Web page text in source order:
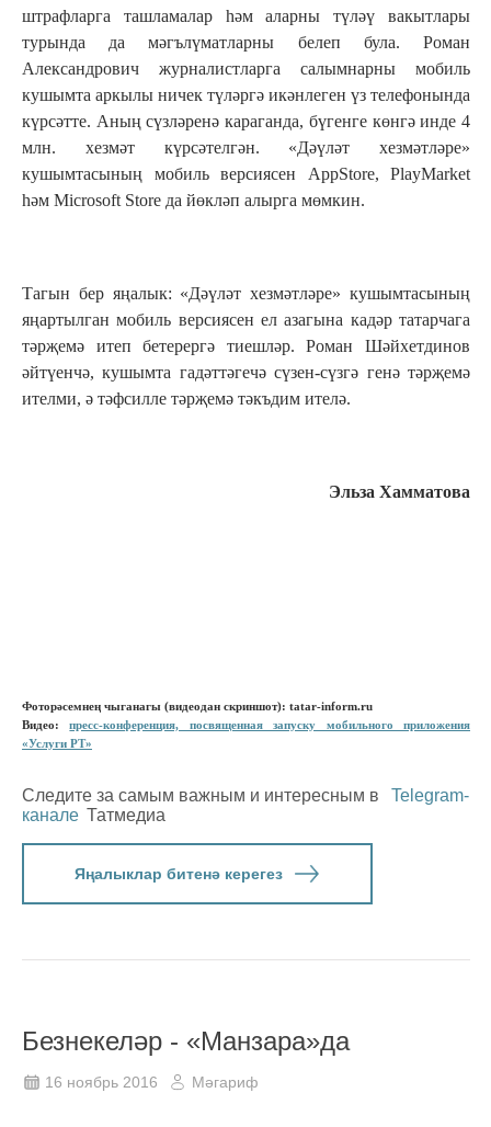
штрафларга ташламалар һәм аларны түләү вакытлары
турында да мәгълүматларны белеп була. Роман
Александрович журналистларга салымнарны мобиль
кушымта аркылы ничек түләргә икәнлеген үз телефонында
күрсәтте. Аның сүзләренә караганда, бүгенге көнгә инде 4
млн. хезмәт күрсәтелгән. «Дәүләт хезмәтләре»
кушымтасының мобиль версиясен АррStore, PlayMarket
һәм Microsoft Store да йөкләп алырга мөмкин.
Тагын бер яңалык: «Дәүләт хезмәтләре» кушымтасының
яңартылган мобиль версиясен ел азагына кадәр татарчага
тәрҗемә итеп бетерергә тиешләр. Роман Шәйхетдинов
әйтүенчә, кушымта гадәттәгечә сүзен-сүзгә генә тәрҗемә
ителми, ә тәфсилле тәрҗемә тәкъдим ителә.
Эльза Хамматова
Фоторәсемнең чыганагы (видеодан скриншот): tatar-inform.ru
Видео:пресс-конференция, посвященная запуску мобильного приложения
«Услуги РТ»
Следите за самым важным и интересным в
Telegram-
канале Татмедиа
Яңалыклар битенә керегез
Безнекеләр - «Манзара»да
16 ноябрь 2016 Мәгариф